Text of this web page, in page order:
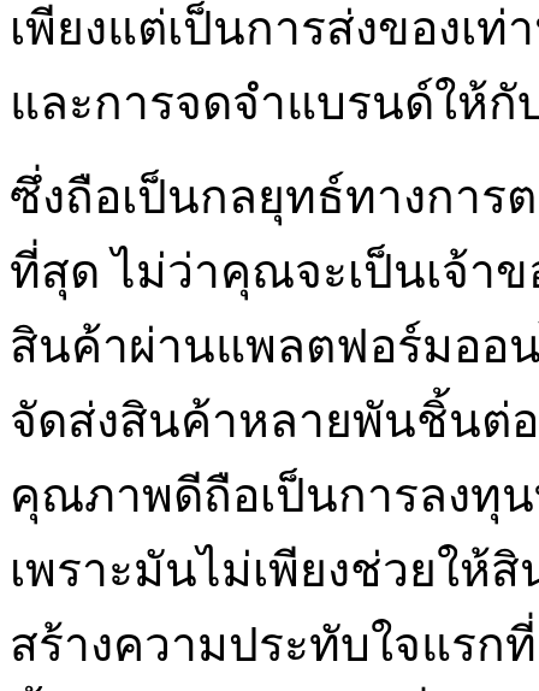
เพียงแต่เป็นการส่งของเ
และการจดจำแบรนด์ให้
ซึ่งถือเป็นกลยุทธ์ทางกา
ที่สุด ไม่ว่าคุณจะเป็นเจ้า
สินค้าผ่านแพลตฟอร์มออ
จัดส่งสินค้าหลายพันชิ้นต่อ
คุณภาพดีถือเป็นการลงทุ
เพราะมันไม่เพียงช่วยใ
สร้างความประทับใจแรก